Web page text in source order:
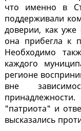
что именно в
поддерживали
доверии, как уже
она прибегла к
Необходимо
каждого
регионе
вне
"патриота" и
высказались